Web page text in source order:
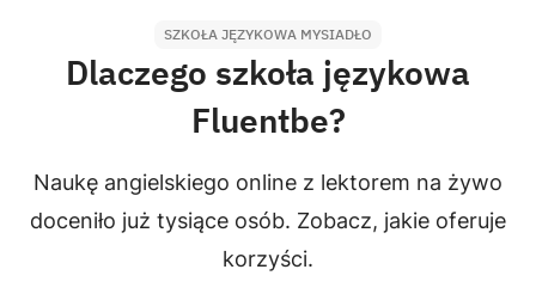
SZKOŁA JĘZYKOWA MYSIADŁO
Dlaczego szkoła językowa
Fluentbe?
Naukę angielskiego online z lektorem na żywo
doceniło już tysiące osób. Zobacz, jakie oferuje
korzyści.